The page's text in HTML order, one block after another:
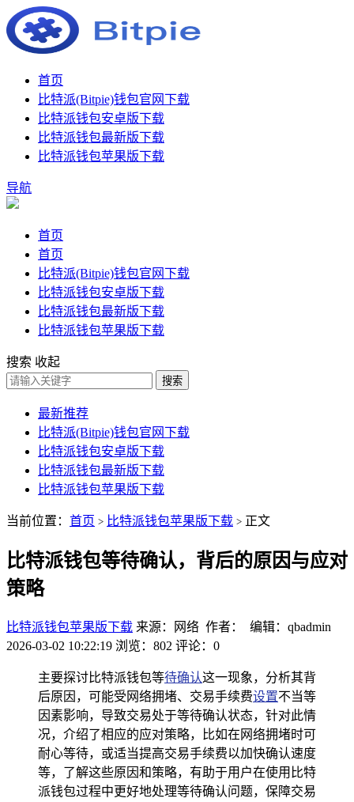
首页
比特派(Bitpie)钱包官网下载
比特派钱包安卓版下载
比特派钱包最新版下载
比特派钱包苹果版下载
导航
首页
首页
比特派(Bitpie)钱包官网下载
比特派钱包安卓版下载
比特派钱包最新版下载
比特派钱包苹果版下载
搜索 收起
搜索
最新推荐
比特派(Bitpie)钱包官网下载
比特派钱包安卓版下载
比特派钱包最新版下载
比特派钱包苹果版下载
当前位置： 首页 > 比特派钱包苹果版下载 > 正文
比特派钱包等待确认，背后的原因与应对
策略
比特派钱包苹果版下载 来源：网络 作者： 编辑：qbadmin
2026-03-02 10:22:19 浏览：802 评论：0
主要探讨比特派钱包等待确认这一现象，分析其背
后原因，可能受网络拥堵、交易手续费设置不当等
因素影响，导致交易处于等待确认状态，针对此情
况，介绍了相应的应对策略，比如在网络拥堵时可
耐心等待，或适当提高交易手续费以加快确认速度
等，了解这些原因和策略，有助于用户在使用比特
派钱包过程中更好地处理等待确认问题，保障交易